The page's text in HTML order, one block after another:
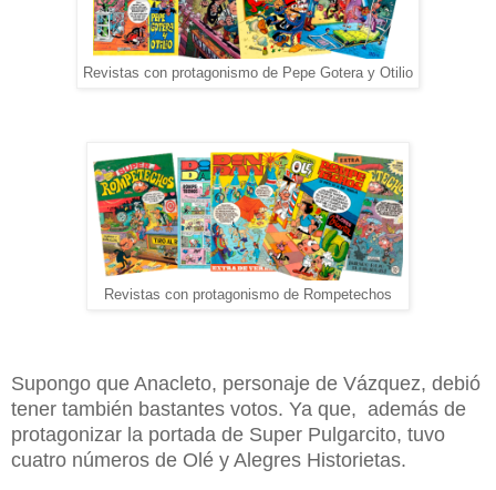
Revistas con protagonismo de Pepe Gotera y Otilio
Revistas con protagonismo de Rompetechos
Supongo que Anacleto, personaje de Vázquez, debió
tener también bastantes votos. Ya que, además de
protagonizar la portada de Super Pulgarcito, tuvo
cuatro números de Olé y Alegres Historietas.